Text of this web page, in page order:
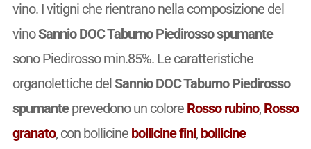
vino. I vitigni che rientrano nella composizione del
vinoSannio DOC Taburno Piedirosso spumante
sono Piedirosso min.85%. Le caratteristiche
organolettiche delSannio DOC Taburno Piedirosso
spumanteprevedono un colore Rosso rubino, Rosso
granato, con bollicine bollicine fini, bollicine